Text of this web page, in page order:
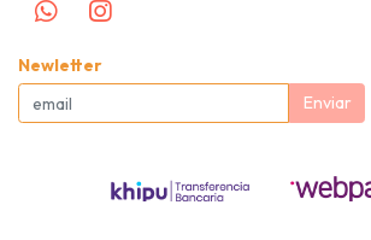
Newletter
Enviar